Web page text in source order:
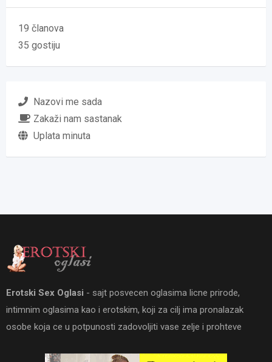
19 članova
35 gostiju
Nazovi me sada
Zakaži nam sastanak
Uplata minuta
Erotski Sex Oglasi - sajt posvecen oglasima licne prirode,
intimnim oglasima kao i erotskim, koji za cilj ima pronalazak
osobe koja ce u potpunosti zadovoljiti vase zelje i prohteve